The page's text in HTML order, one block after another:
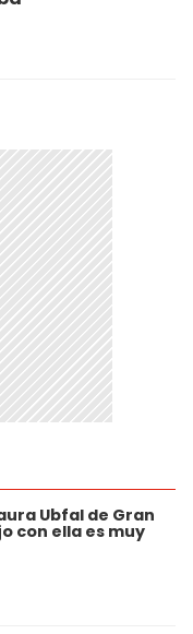
Ubfal de Gran
con ella es muy